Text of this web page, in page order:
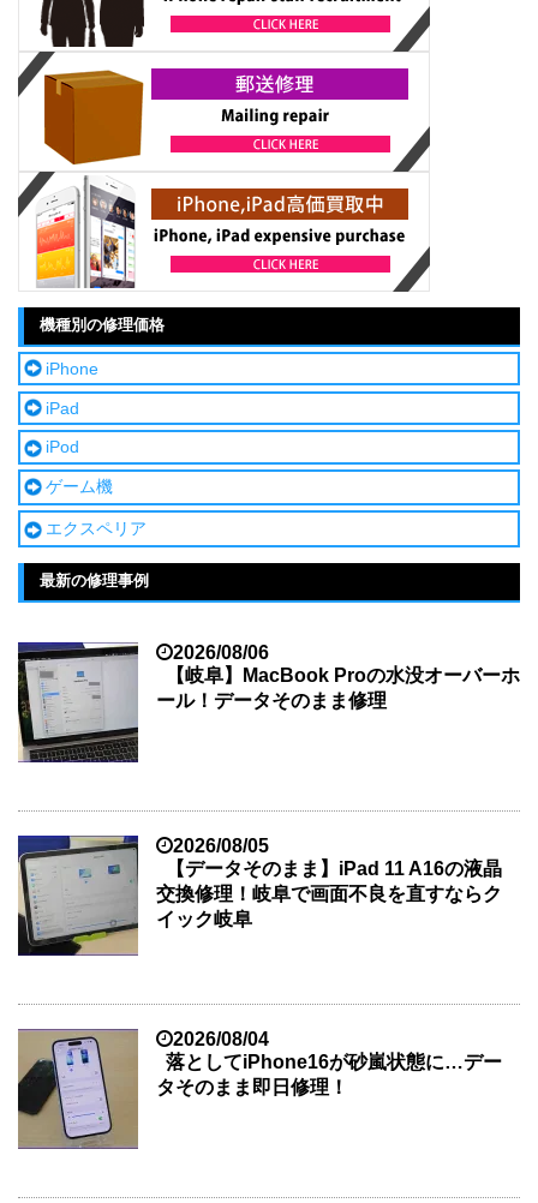
機種別の修理価格
iPhone
iPad
iPod
ゲーム機
エクスペリア
最新の修理事例
2026/08/06
【岐阜】MacBook Proの水没オーバーホ
ール！データそのまま修理
2026/08/05
【データそのまま】iPad 11 A16の液晶
交換修理！岐阜で画面不良を直すならク
イック岐阜
2026/08/04
落としてiPhone16が砂嵐状態に…デー
タそのまま即日修理！